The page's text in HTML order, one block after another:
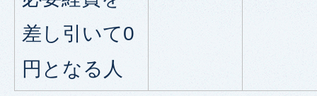
差し引いて0
円となる人